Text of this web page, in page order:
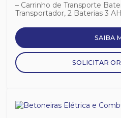
– Carrinho de Transporte
Transportador, 2 Baterias 3
SAIBA
SOLICITAR